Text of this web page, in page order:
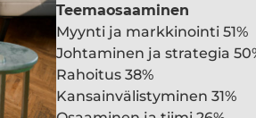
Teemaosaaminen
Myynti ja markkinointi 51%
Johtaminen ja strategia
Rahoitus 38%
Kansainvälistyminen 31%